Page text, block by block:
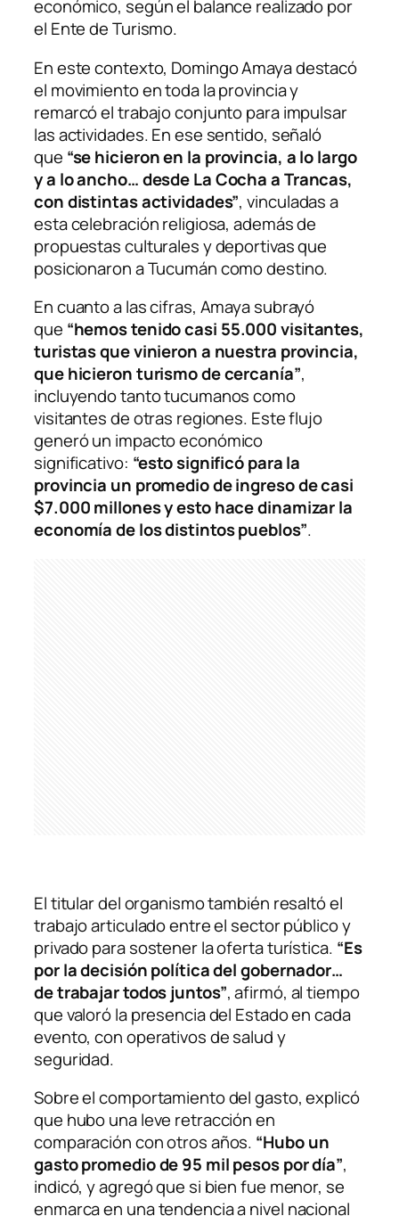
económico, según el balance realizado por
el Ente de Turismo.
En este contexto, Domingo Amaya destacó
el movimiento en toda la provincia y
remarcó el trabajo conjunto para impulsar
las actividades. En ese sentido, señaló
que “se hicieron en la provincia, a lo largo
y a lo ancho… desde La Cocha a Trancas,
con distintas actividades”, vinculadas a
esta celebración religiosa, además de
propuestas culturales y deportivas que
posicionaron a Tucumán como destino.
En cuanto a las cifras, Amaya subrayó
que “hemos tenido casi 55.000 visitantes,
turistas que vinieron a nuestra provincia,
que hicieron turismo de cercanía”,
incluyendo tanto tucumanos como
visitantes de otras regiones. Este flujo
generó un impacto económico
significativo: “esto significó para la
provincia un promedio de ingreso de casi
$7.000 millones y esto hace dinamizar la
economía de los distintos pueblos”.
El titular del organismo también resaltó el
trabajo articulado entre el sector público y
privado para sostener la oferta turística. “Es
por la decisión política del gobernador…
de trabajar todos juntos”, afirmó, al tiempo
que valoró la presencia del Estado en cada
evento, con operativos de salud y
seguridad.
Sobre el comportamiento del gasto, explicó
que hubo una leve retracción en
comparación con otros años. “Hubo un
gasto promedio de 95 mil pesos por día”,
indicó, y agregó que si bien fue menor, se
enmarca en una tendencia a nivel nacional